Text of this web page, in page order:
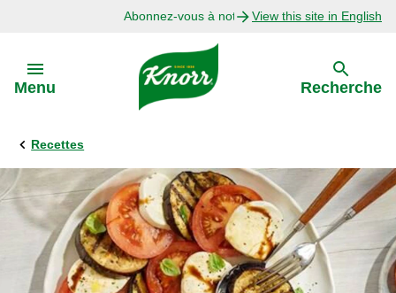
Abonnez-vous à notre infolettreView this site in English
Menu
Précédent
Explorer
Recettes avec Bouillon
Recherche
Recettes